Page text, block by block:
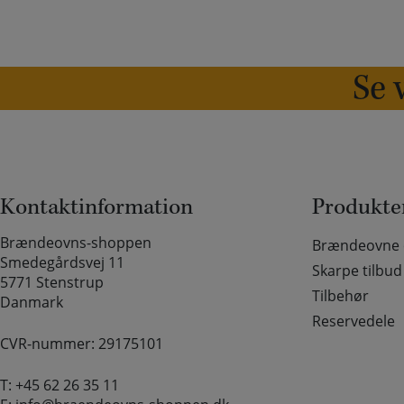
Se
Kontaktinformation
Brændeovns-shoppen
Smedegårdsvej 11
5771 Stenstrup
Danmark
CVR-nummer: 29175101
T: +45 62 26 35 11
Brændeovne
Skarpe tilbud
Tilbehør
Reservedele